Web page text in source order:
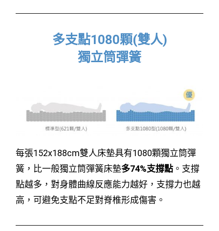
多支點1080顆(雙人)
獨立筒彈簧
每張152x188cm雙人床墊具有1080顆獨立筒彈
簧，比一般獨立筒彈簧床墊多74%支撐點 。支撐
點越多，對身體曲線反應能力越好，支撐力也越
高，可避免支點不足對脊椎形成傷害。